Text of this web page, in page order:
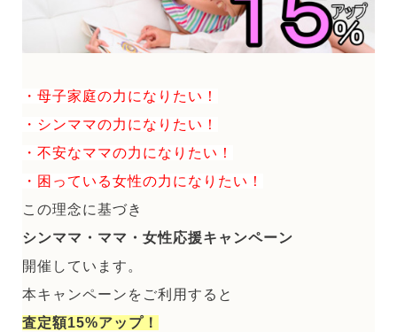
・母子家庭の力になりたい！
・シンママの力になりたい！
・不安なママの力になりたい！
・困っている女性の力になりたい！
この理念に基づき
シンママ・ママ・女性応援キャンペーン
開催しています。
本キャンペーンをご利用すると
査定額15%アップ！